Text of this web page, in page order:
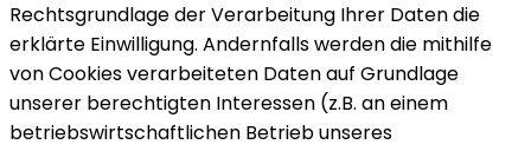
Rechtsgrundlage der Verarbeitung Ihrer Daten die
erklärte Einwilligung. Andernfalls werden die mithilfe
von Cookies verarbeiteten Daten auf Grundlage
unserer berechtigten Interessen (z.B. an einem
betriebswirtschaftlichen Betrieb unseres